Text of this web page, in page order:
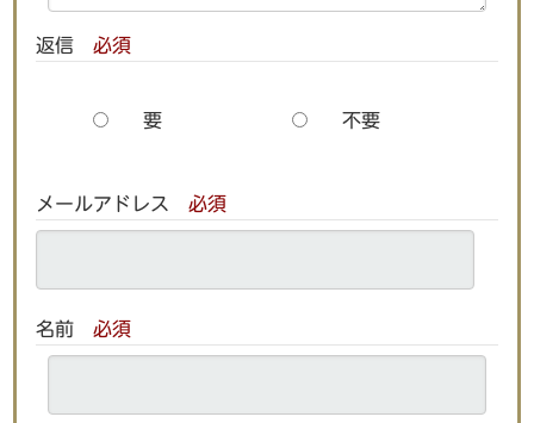
返信 必須
要 不要
メールアドレス 必須
名前 必須